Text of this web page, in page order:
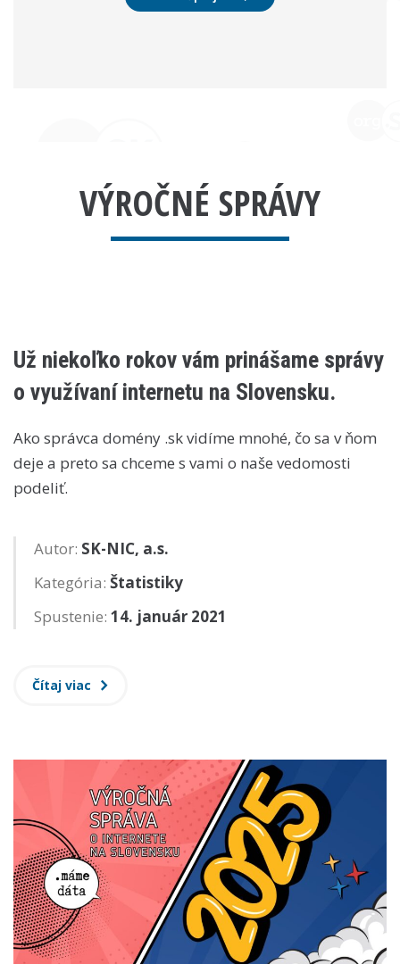
VÝROČNÉ SPRÁVY
Už niekoľko rokov vám prinášame správy
o využívaní internetu na Slovensku.
Ako správca domény .sk vidíme mnohé, čo sa v ňom
deje a preto sa chceme s vami o naše vedomosti
podeliť.
Autor: SK-NIC, a.s.
Kategória: Štatistiky
Spustenie: 14. január 2021
Čítaj viac